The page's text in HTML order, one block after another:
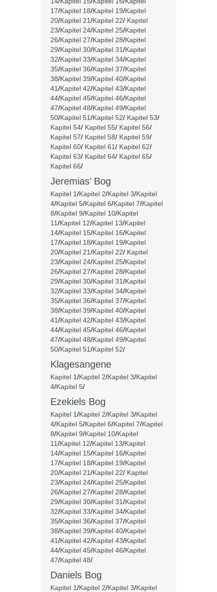
17/Kapitel 18/Kapitel 19/Kapitel
20/Kapitel 21/Kapitel 22/ Kapitel
23/Kapitel 24/Kapitel 25/Kapitel
26/Kapitel 27/Kapitel 28/Kapitel
29/Kapitel 30/Kapitel 31/Kapitel
32/Kapitel 33/Kapitel 34/Kapitel
35/Kapitel 36/Kapitel 37/Kapitel
38/Kapitel 39/Kapitel 40/Kapitel
41/Kapitel 42/Kapitel 43/Kapitel
44/Kapitel 45/Kapitel 46/Kapitel
47/Kapitel 48/Kapitel 49/Kapitel
50/Kapitel 51/Kapitel 52/ Kapitel 53/
Kapitel 54/ Kapitel 55/ Kapitel 56/
Kapitel 57/ Kapitel 58/ Kapitel 59/
Kapitel 60/ Kapitel 61/ Kapitel 62/
Kapitel 63/ Kapitel 64/ Kapitel 65/
Kapitel 66/
Jeremias’ Bog
Kapitel 1/Kapitel 2/Kapitel 3/Kapitel
4/Kapitel 5/Kapitel 6/Kapitel 7/Kapitel
8/Kapitel 9/Kapitel 10/Kapitel
11/Kapitel 12/Kapitel 13/Kapitel
14/Kapitel 15/Kapitel 16/Kapitel
17/Kapitel 18/Kapitel 19/Kapitel
20/Kapitel 21/Kapitel 22/ Kapitel
23/Kapitel 24/Kapitel 25/Kapitel
26/Kapitel 27/Kapitel 28/Kapitel
29/Kapitel 30/Kapitel 31/Kapitel
32/Kapitel 33/Kapitel 34/Kapitel
35/Kapitel 36/Kapitel 37/Kapitel
38/Kapitel 39/Kapitel 40/Kapitel
41/Kapitel 42/Kapitel 43/Kapitel
44/Kapitel 45/Kapitel 46/Kapitel
47/Kapitel 48/Kapitel 49/Kapitel
50/Kapitel 51/Kapitel 52/
Klagesangene
Kapitel 1/Kapitel 2/Kapitel 3/Kapitel
4/Kapitel 5/
Ezekiels Bog
Kapitel 1/Kapitel 2/Kapitel 3/Kapitel
4/Kapitel 5/Kapitel 6/Kapitel 7/Kapitel
8/Kapitel 9/Kapitel 10/Kapitel
11/Kapitel 12/Kapitel 13/Kapitel
14/Kapitel 15/Kapitel 16/Kapitel
17/Kapitel 18/Kapitel 19/Kapitel
20/Kapitel 21/Kapitel 22/ Kapitel
23/Kapitel 24/Kapitel 25/Kapitel
26/Kapitel 27/Kapitel 28/Kapitel
29/Kapitel 30/Kapitel 31/Kapitel
32/Kapitel 33/Kapitel 34/Kapitel
35/Kapitel 36/Kapitel 37/Kapitel
38/Kapitel 39/Kapitel 40/Kapitel
41/Kapitel 42/Kapitel 43/Kapitel
44/Kapitel 45/Kapitel 46/Kapitel
47/Kapitel 48/
Daniels Bog
Kapitel 1/Kapitel 2/Kapitel 3/Kapitel